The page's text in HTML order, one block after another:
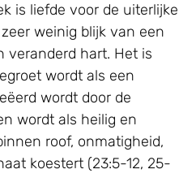
is liefde voor de uiterlijke
weinig blijk van een
veranderd hart. Het is
wordt als een
wordt door de
wordt als heilig en
roof, onmatigheid,
koestert (23:5-12, 25-